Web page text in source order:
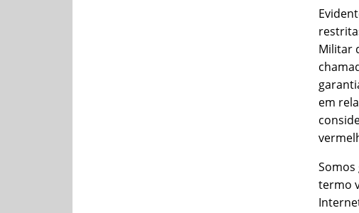
Militar
em
termo